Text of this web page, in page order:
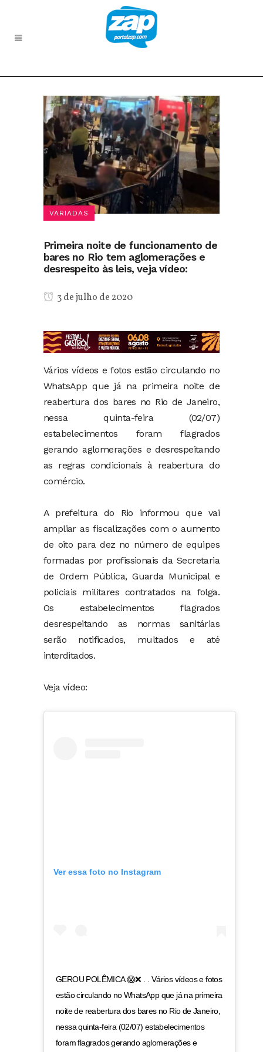
VARIADAS
Primeira noite de funcionamento de
bares no Rio tem aglomerações e
desrespeito às leis, veja vídeo:
3 de julho de 2020
Vários vídeos e fotos estão circulando no
WhatsApp que já na primeira noite de
reabertura dos bares no Rio de Janeiro,
nessa quinta-feira (02/07)
estabelecimentos foram flagrados
gerando aglomerações e desrespeitando
as regras condicionais à reabertura do
comércio.
A prefeitura do Rio informou que vai
ampliar as fiscalizações com o aumento
de oito para dez no número de equipes
formadas por profissionais da Secretaria
de Ordem Pública, Guarda Municipal e
policiais militares contratados na folga.
Os estabelecimentos flagrados
desrespeitando as normas sanitárias
serão notificados, multados e até
interditados.
Veja vídeo:
Ver essa foto no Instagram
GEROU POLÊMICA 😱❌ . . Vários vídeos e fotos
estão circulando no WhatsApp que já na primeira
noite de reabertura dos bares no Rio de Janeiro,
nessa quinta-feira (02/07) estabelecimentos
foram flagrados gerando aglomerações e